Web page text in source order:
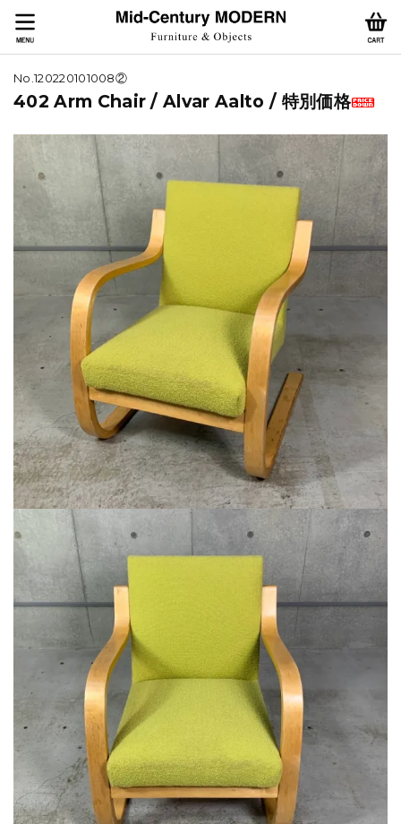
No.120220101008②
402 Arm Chair / Alvar Aalto / 特別価格